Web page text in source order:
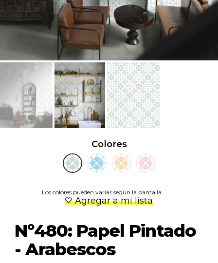
Colores
Los colores pueden variar según la pantalla.
Agregar a mi lista
Nº480: Papel Pintado
- Arabescos